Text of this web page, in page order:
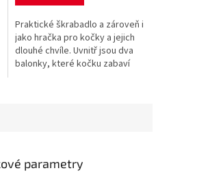
Praktické škrabadlo a zároveň i
jako hračka pro kočky a jejich
dlouhé chvíle. Uvnitř jsou dva
balonky, které kočku zabaví
parametry